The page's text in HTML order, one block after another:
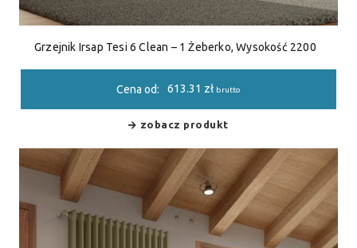
Grzejnik Irsap Tesi 6 Clean – 1 Żeberko, Wysokość 2200
Cena od: 613.31 zł brutto
zobacz produkt